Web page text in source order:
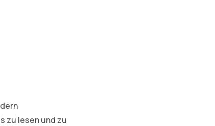
zu lesen und zu